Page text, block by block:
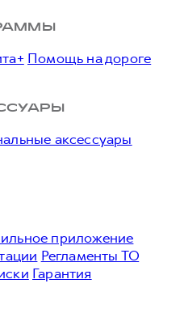
Помощь на дороге
аксессуары
приложение
Регламенты ТО
Гарантия